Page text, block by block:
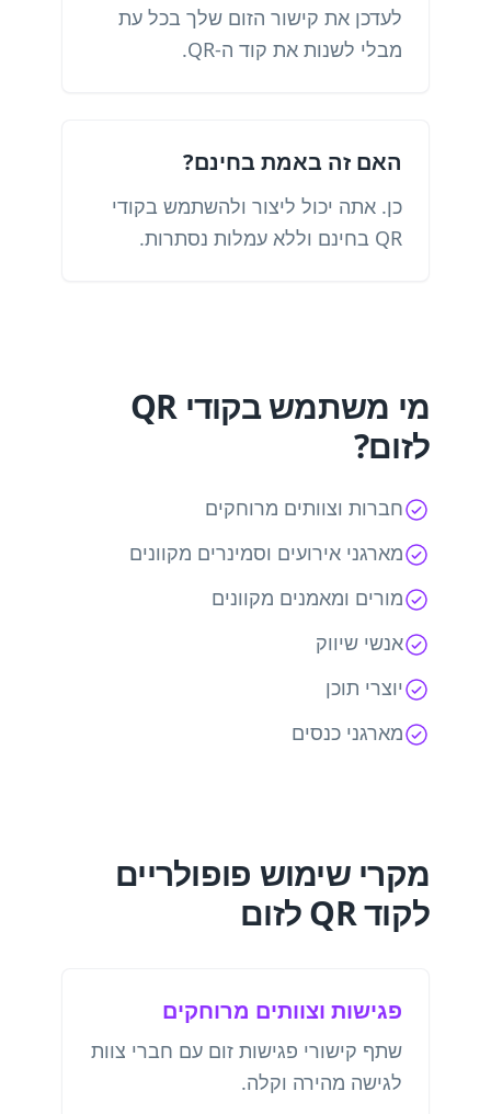
לעדכן את קישור הזום שלך בכל עת
מבלי לשנות את קוד ה-QR.
האם זה באמת בחינם?
כן. אתה יכול ליצור ולהשתמש בקודי
QR בחינם וללא עמלות נסתרות.
מי משתמש בקודי QR
לזום?
חברות וצוותים מרוחקים
מארגני אירועים וסמינרים מקוונים
מורים ומאמנים מקוונים
אנשי שיווק
יוצרי תוכן
מארגני כנסים
מקרי שימוש פופולריים
לקוד QR לזום
פגישות וצוותים מרוחקים
שתף קישורי פגישות זום עם חברי צוות
לגישה מהירה וקלה.